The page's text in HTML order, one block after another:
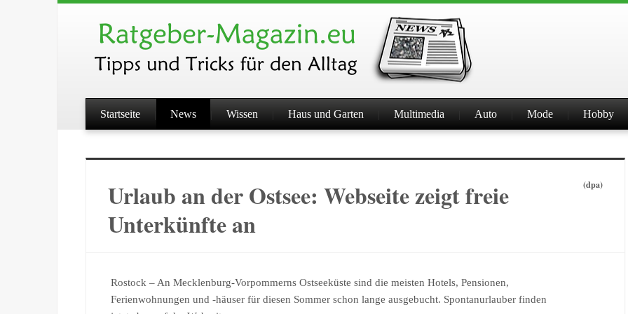
Startseite News Wissen Haus und Garten Multimedia Auto Mode Hobby
Urlaub an der Ostsee: Webseite zeigt freie
Unterkünfte an
(dpa)
Rostock – An Mecklenburg-Vorpommerns Ostseeküste sind die meisten Hotels, Pensionen,
Ferienwohnungen und -häuser für diesen Sommer schon lange ausgebucht. Spontanurlauber finden